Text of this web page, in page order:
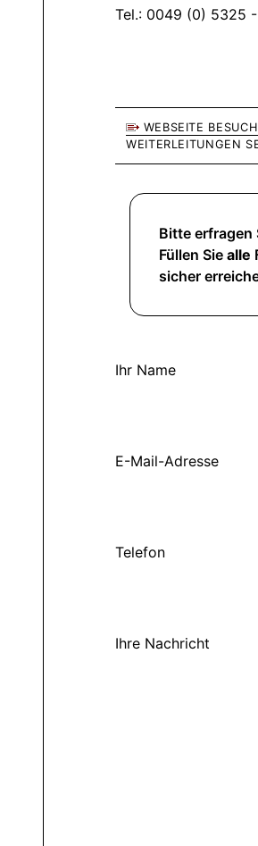
Tel.: 0049 (0) 5325
WEBSEITE
WEITERLEITUNGEN
Bitte erfragen
Füllen Sie alle
sicher
Ihr Name
E-Mail-Adresse
Telefon
Ihre Nachricht